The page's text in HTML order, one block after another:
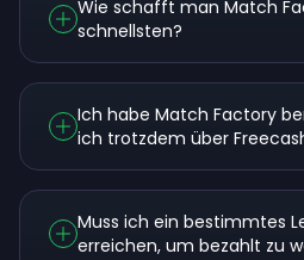
Wie schafft man Match
schnellsten?
Ich habe Match Factory
ich trotzdem über
Muss ich ein bestimmtes
erreichen, um bezahlt zu